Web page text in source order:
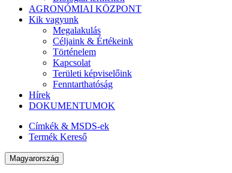
AGRONÓMIAI KÖZPONT
Kik vagyunk
Megalakulás
Céljaink & Értékeink
Történelem
Kapcsolat
Területi képviselőink
Fenntarthatóság
Hírek
DOKUMENTUMOK
Címkék & MSDS-ek
Termék Kereső
Magyarország